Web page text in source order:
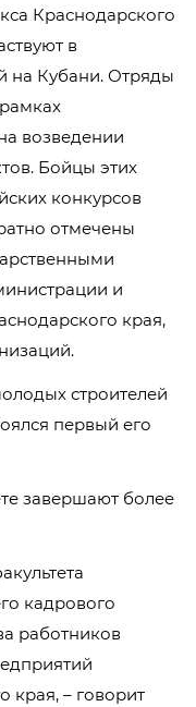
Краснодарского
в
на Кубани. Отряды
возведении
Бойцы этих
конкурсов
отмечены
и
края,
строителей
первый его
завершают более
кадрового
работников
края, – говорит